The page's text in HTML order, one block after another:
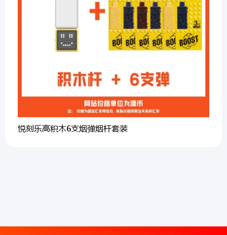
悦刻乐高积木6支烟弹烟杆套装